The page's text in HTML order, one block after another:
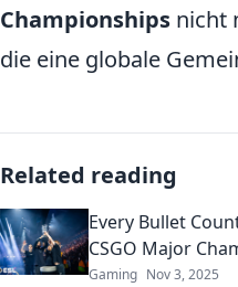
Championships nicht
die eine globale
Related reading
Every Bullet
CSGO Major
Gaming Nov 3, 2025